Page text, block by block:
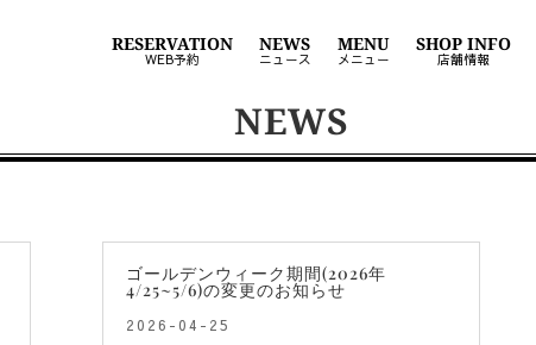
RESERVATION
WEB予約
NEWS
ニュース
MENU
メニュー
SHOP INFO
店舗情報
NEWS
ゴールデンウィーク期間(2026年
4/25~5/6)の変更のお知らせ
2026-04-25